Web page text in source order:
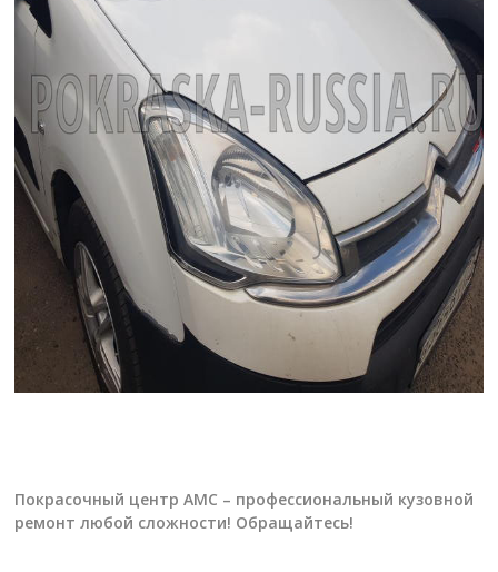
Покрасочный центр АМС – профессиональный кузовной
ремонт любой сложности! Обращайтесь!